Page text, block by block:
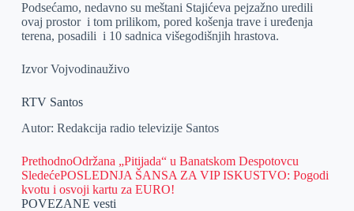
Podsećamo, nedavno su meštani Stajićeva pejzažno uredili
ovaj prostor i tom prilikom, pored košenja trave i uređenja
terena, posadili i 10 sadnica višegodišnjih hrastova.
Izvor Vojvodinauživo
RTV Santos
Autor: Redakcija radio televizije Santos
PrethodnoOdržana „Pitijada“ u Banatskom Despotovcu
SledećePOSLEDNJA ŠANSA ZA VIP ISKUSTVO: Pogodi
kvotu i osvoji kartu za EURO!
POVEZANE vesti